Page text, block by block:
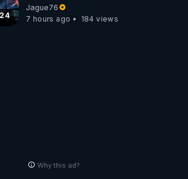
Jague76
7 hours ago
184 views
Why this ad?